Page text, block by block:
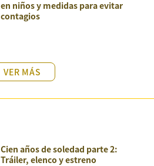
en niños y medidas para evitar
contagios
VER MÁS
Cien años de soledad parte 2:
Tráiler, elenco y estreno